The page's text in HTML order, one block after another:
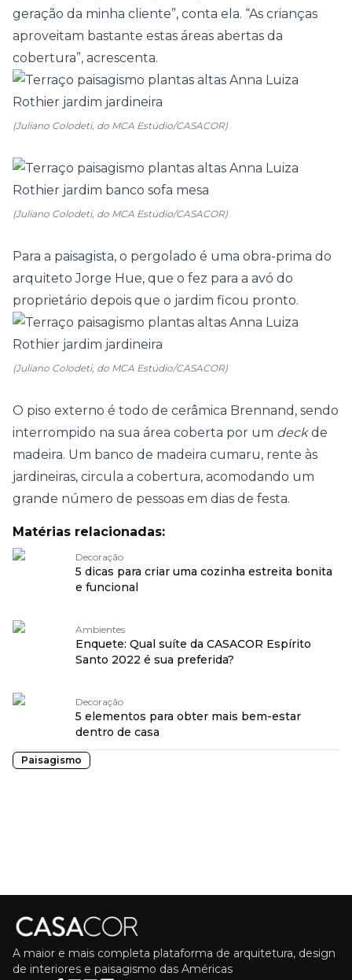
geração da minha cliente”, conta ela. “As crianças
aproveitam bastante estas áreas abertas da
cobertura”, acrescenta.
(Juliano Colodeti, do MCA Estúdio/CASACOR)
(Juliano Colodeti, do MCA Estúdio/CASACOR)
Para a paisagista, o pergolado é uma obra-prima do
arquiteto Jorge Hue, que o fez para a avó do
proprietário depois que o jardim ficou pronto.
(Juliano Colodeti, do MCA Estúdio/CASACOR)
O piso externo é todo de cerâmica Brennand, sendo
interrompido na sua área coberta por um deckde
madeira. Um banco de madeira cumaru, rente às
jardineiras, circula a cobertura, acomodando um
grande número de pessoas em dias de festa.
Matérias relacionadas:
Decoração
5 dicas para criar uma cozinha estreita bonita
e funcional
Ambientes
Enquete: Qual suíte da CASACOR Espírito
Santo 2022 é sua preferida?
Decoração
5 elementos para obter mais bem-estar
dentro de casa
Paisagismo
A maior e mais completa plataforma de arquitetura, design
de interiores e paisagismo das Américas